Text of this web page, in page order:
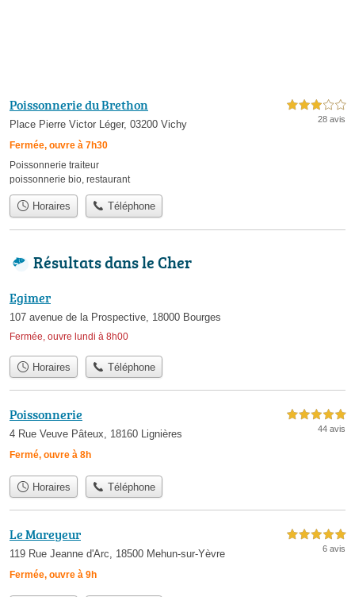
Poissonnerie du Brethon
Place Pierre Victor Léger, 03200 Vichy
Fermée, ouvre à 7h30
3,0 étoiles sur 5
28 avis
Poissonnerie traiteur
poissonnerie bio, restaurant
Horaires Téléphone
Résultats dans le Cher
Egimer
107 avenue de la Prospective, 18000 Bourges
Fermée, ouvre lundi à 8h00
Horaires Téléphone
Poissonnerie
4 Rue Veuve Pâteux, 18160 Lignières
Fermé, ouvre à 8h
5,0 étoiles sur 5
44 avis
Horaires Téléphone
Le Mareyeur
119 Rue Jeanne d'Arc, 18500 Mehun-sur-Yèvre
Fermée, ouvre à 9h
5,0 étoiles sur 5
6 avis